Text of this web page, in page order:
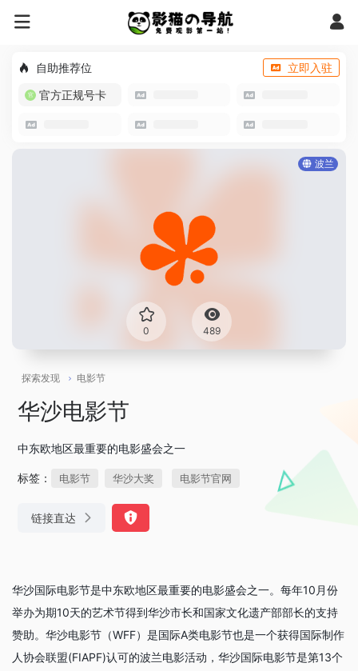
自助推荐位
立即入驻
官方正规号卡
波兰
0 489
探索发现 电影节
华沙电影节
中东欧地区最重要的电影盛会之一
标签： 电影节 华沙大奖 电影节官网
链接直达
华沙国际电影节是中东欧地区最重要的电影盛会之一。每年10月份
举办为期10天的艺术节得到华沙市长和国家文化遗产部部长的支持
赞助。华沙电影节（WFF）是国际A类电影节也是一个获得国际制作
人协会联盟(FIAPF)认可的波兰电影活动，华沙国际电影节是第13个